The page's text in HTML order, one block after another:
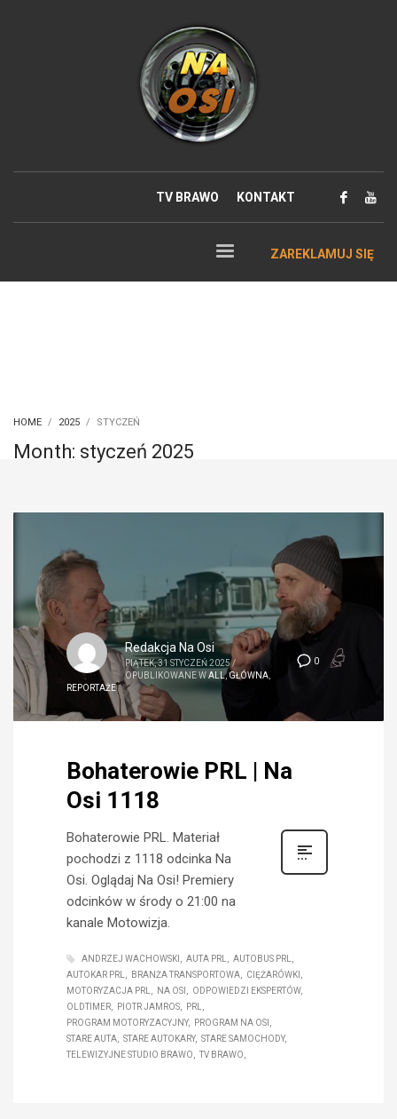
TV BRAWO KONTAKT
ZAREKLAMUJ SIĘ
HOME 2025 STYCZEŃ
Month: styczeń 2025
0
Redakcja Na Osi
PIĄTEK, 31 STYCZEŃ 2025/
OPUBLIKOWANE WALL,GŁÓWNA
REPORTAŻE
Bohaterowie PRL | Na
Osi 1118
Bohaterowie PRL. Materiał
pochodzi z 1118 odcinka Na
Osi. Oglądaj Na Osi! Premiery
odcinków w środy o 21:00 na
kanale Motowizja.
ANDRZEJ WACHOWSKI AUTA PRL
AUTOBUS PRL
AUTOKAR PRL
BRANŻA TRANSPORTOWA
CIĘŻARÓWKI
MOTORYZACJA PRL
NA OSI
ODPOWIEDZI EKSPERTÓW
OLDTIMER
PIOTR JAMROS
PRL
PROGRAM MOTORYZACYJNY
PROGRAM NA OSI
STARE AUTA
STARE AUTOKARY
STARE SAMOCHODY
TELEWIZYJNE STUDIO BRAWO
TV BRAWO